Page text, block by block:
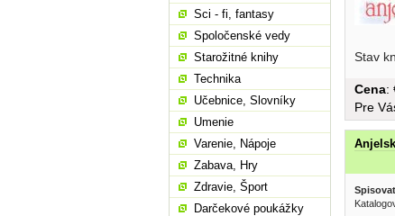
Stav
Cena:
Pre
Sci - fi, fantasy
Spoločenské vedy
Starožitné knihy
Technika
Učebnice, Slovníky
Umenie
Varenie, Nápoje
Zabava, Hry
Zdravie, Šport
Darčekové poukážky